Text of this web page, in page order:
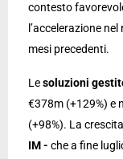
contesto
l’accelerazione
mesi precedenti.
Lesoluzioni
€378m (+129%) e
(+98%). La
IM - che a fine